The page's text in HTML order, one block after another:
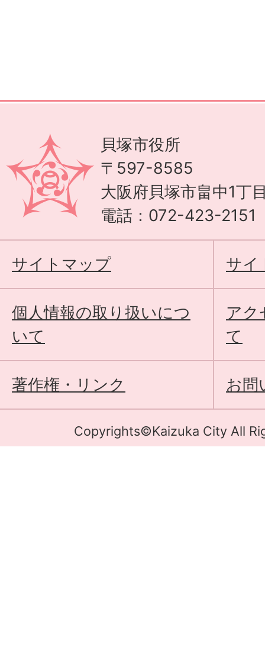
貝塚市役所
〒597-8585
大阪府貝塚市畠中1丁
電話：072-423-2151
サイトマップ サイ
個人情報の取り扱いにつ
いて
アク
て
著作権・リンク お問
Copyrights©Kaizuka City All